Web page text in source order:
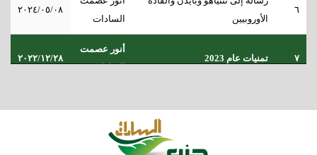
٦
الأوروبيين
السادات
٢٠٢٤/٠٥/٠٨
٧ تمنيات عام 2023
أنور عصمت
السادات
٢٠٢٢/١٢/٢٨
النائبة الدكتورة إيرين سعيد تكتب:
د. ايرين